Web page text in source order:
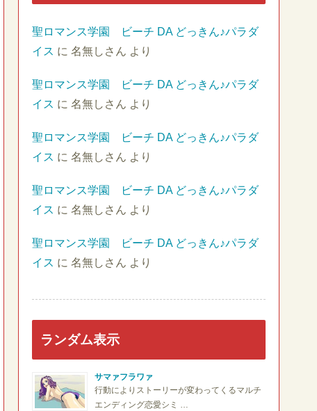
聖ロマンス学園 ビーチ DA どっきん♪パラダ
イス に 名無しさん より
聖ロマンス学園 ビーチ DA どっきん♪パラダ
イス に 名無しさん より
聖ロマンス学園 ビーチ DA どっきん♪パラダ
イス に 名無しさん より
聖ロマンス学園 ビーチ DA どっきん♪パラダ
イス に 名無しさん より
聖ロマンス学園 ビーチ DA どっきん♪パラダ
イス に 名無しさん より
ランダム表示
サマァフラワァ
行動によりストーリーが変わってくるマルチ
エンディング恋愛シミ …